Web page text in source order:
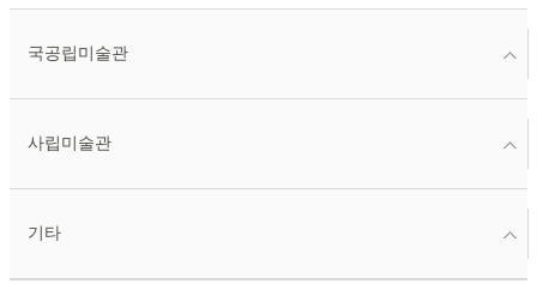
국공립미술관
사립미술관
기타